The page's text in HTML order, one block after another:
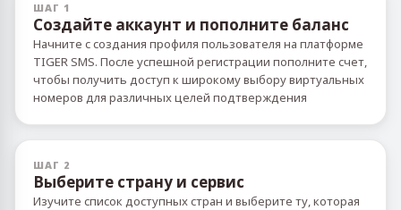
ШАГ 1
Создайте аккаунт и пополните баланс
Начните с создания профиля пользователя на платформе
TIGER SMS. После успешной регистрации пополните счет,
чтобы получить доступ к широкому выбору виртуальных
номеров для различных целей подтверждения
ШАГ 2
Выберите страну и сервис
Изучите список доступных стран и выберите ту, которая